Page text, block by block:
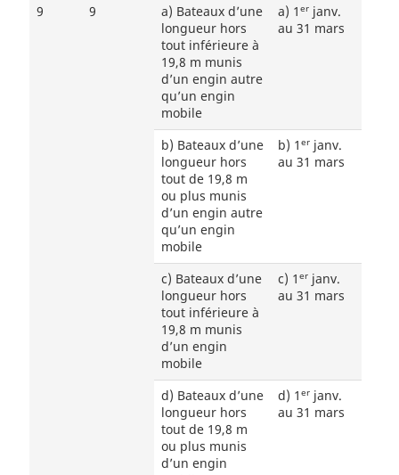
9 9
a) Bateaux d’une
longueur hors
tout inférieure à
19,8 m munis
d’un engin autre
qu’un engin
mobile
a) 1 er janv.
au 31 mars
b) Bateaux d’une
longueur hors
tout de 19,8 m
ou plus munis
d’un engin autre
qu’un engin
mobile
b) 1 er janv.
au 31 mars
c) Bateaux d’une
longueur hors
tout inférieure à
19,8 m munis
d’un engin
mobile
c) 1 er janv.
au 31 mars
d) Bateaux d’une
longueur hors
tout de 19,8 m
ou plus munis
d’un engin
d) 1 er janv.
au 31 mars